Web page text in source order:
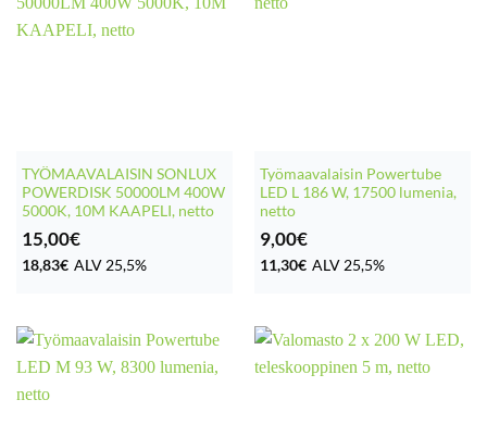
TYÖMAAVALAISIN SONLUX
POWERDISK 50000LM 400W
5000K, 10M KAAPELI, netto
15,00€
18,83€ ALV 25,5%
Työmaavalaisin Powertube
LED L 186 W, 17500 lumenia,
netto
9,00€
11,30€ ALV 25,5%